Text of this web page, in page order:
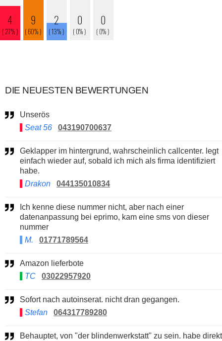
DIE NEUESTEN BEWERTUNGEN
Unserös
Seat 56
043190700637
Geklapper im hintergrund, wahrscheinlich callcenter. legt
einfach wieder auf, sobald ich mich als firma identifiziert
habe.
Drakon
044135010834
datenanpassung bei eprimo, kam eine sms von dieser
nummer
M.
01771789564
Amazon lieferbote
TC
03022957920
Sofort nach autoinserat. nicht dran gegangen.
Stefan
064317789280
Behauptet, von "der blindenwerkstatt" zu sein. habe direkt